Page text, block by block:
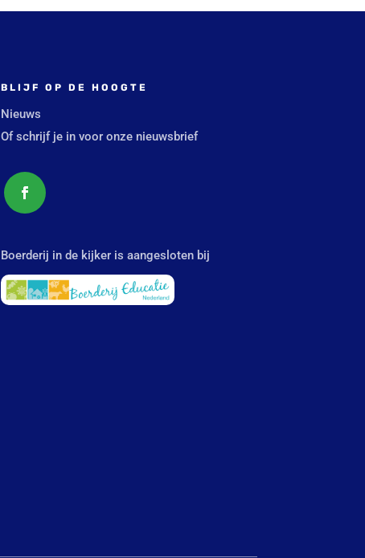
BLIJF OP DE HOOGTE
Nieuws
Of schrijf je in voor onze nieuwsbrief
Boerderij in de kijker is aangesloten bij